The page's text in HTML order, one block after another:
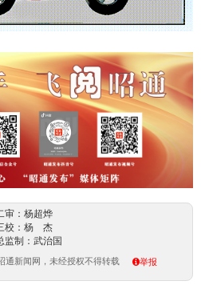
：杨超烨
校：杨 杰
制：武治国
通新闻网，未经授权不得转载 举报